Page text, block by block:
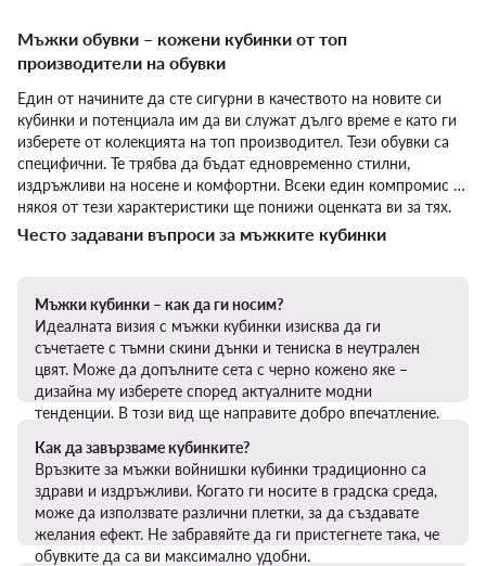
Мъжки обувки – кожени кубинки от топ
производители на обувки
Един от начините да сте сигурни в качеството на новите си
кубинки и потенциала им да ви служат дълго време е като ги
изберете от колекцията на топ производител. Тези обувки са
специфични. Те трябва да бъдат едновременно стилни,
издръжливи на носене и комфортни. Всеки един компромис с
някоя от тези характеристики ще понижи оценката ви за тях.
Често задавани въпроси за мъжките кубинки
Мъжки кубинки – как да ги носим?
Идеалната визия с мъжки кубинки изисква да ги
съчетаете с тъмни скини дънки и тениска в неутрален
цвят. Може да допълните сета с черно кожено яке –
дизайна му изберете според актуалните модни
тенденции. В този вид ще направите добро впечатление.
Как да завързваме кубинките?
Връзките за мъжки войнишки кубинки традиционно са
здрави и издръжливи. Когато ги носите в градска среда,
може да използвате различни плетки, за да създавате
желания ефект. Не забравяйте да ги пристегнете така, че
обувките да са ви максимално удобни.